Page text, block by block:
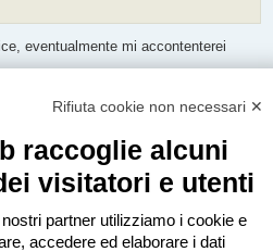
eventualmente mi accontenterei
l'attenuazione del calpestio
che possono trarre in inganno
di un controsoffitto? a memoria
le certificazioni al fornitore e vedere
molto buoni li esaminerei con molta
Rifiuta cookie non necessari ✕
raccoglie alcuni
visitatori e utenti
partner utilizziamo i cookie e
accedere ed elaborare i dati